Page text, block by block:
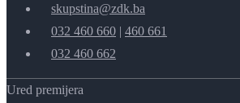
skupstina@zdk.ba
032 460 660 | 460 661
032 460 662
Ured premijera